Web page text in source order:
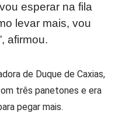
esperar na fila
levar mais, vou
afirmou.
de Duque de Caxias,
três panetones e era
pegar mais.